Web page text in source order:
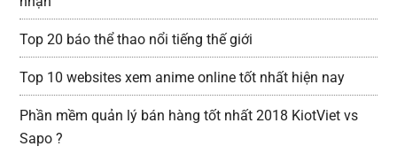
Top 20 báo thể thao nổi tiếng thế giới
Top 10 websites xem anime online tốt nhất hiện nay
Phần mềm quản lý bán hàng tốt nhất 2018 KiotViet vs
Sapo ?